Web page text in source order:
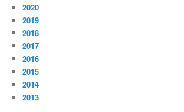
2020
2019
2018
2017
2016
2015
2014
2013